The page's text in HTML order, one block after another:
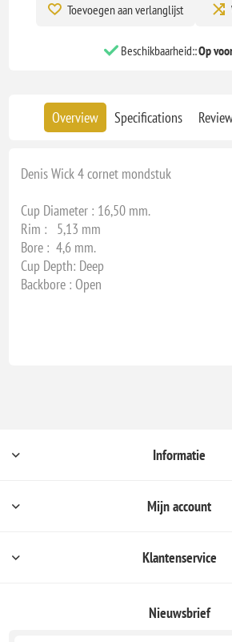
Toevoegen aan verlanglijst
Beschikbaarheid::Op
Overview Specifications
Denis Wick 4 cornet mondstuk
Cup Diameter : 16,50 mm.
Rim : 5,13 mm
Bore : 4,6 mm.
Cup Depth: Deep
Backbore : Open
Informatie
Mijn account
Klantenservice
Nieuwsbrief